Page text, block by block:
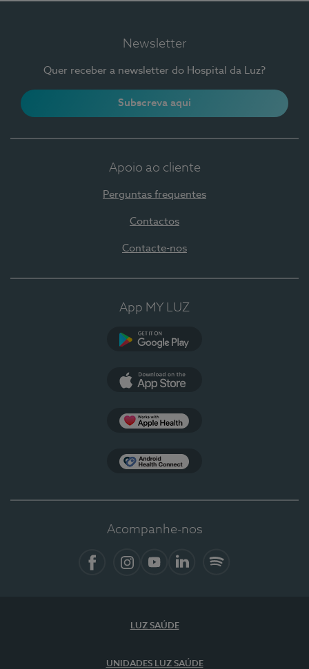
Newsletter
Quer receber a newsletter do Hospital da Luz?
Subscreva aqui
Apoio ao cliente
Perguntas frequentes
Contactos
Contacte-nos
App MY LUZ
Acompanhe-nos
LUZ SAÚDE
UNIDADES LUZ SAÚDE